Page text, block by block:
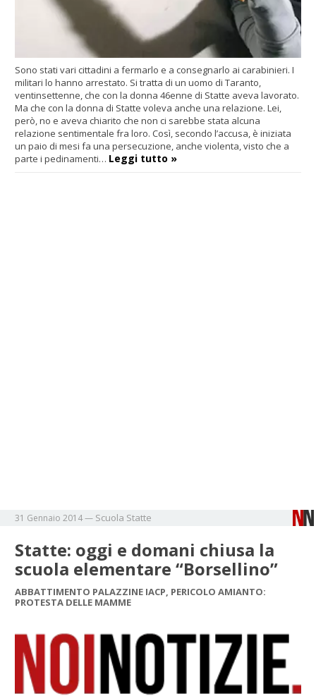
Sono stati vari cittadini a fermarlo e a consegnarlo ai carabinieri. I
militari lo hanno arrestato. Si tratta di un uomo di Taranto,
ventinsettenne, che con la donna 46enne di Statte aveva lavorato.
Ma che con la donna di Statte voleva anche una relazione. Lei,
però, no e aveva chiarito che non ci sarebbe stata alcuna
relazione sentimentale fra loro. Così, secondo l’accusa, è iniziata
un paio di mesi fa una persecuzione, anche violenta, visto che a
parte i pedinamenti… Leggi tutto »
31 Gennaio 2014— Scuola Statte
Statte: oggi e domani chiusa la
scuola elementare “Borsellino”
ABBATTIMENTO PALAZZINE IACP, PERICOLO AMIANTO:
PROTESTA DELLE MAMME